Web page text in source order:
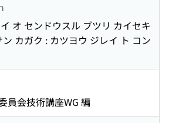
オ センドウスル ブツリ カイセキ
カガク : カツヨウ ジレイ ト コン
員会技術講座WG 編